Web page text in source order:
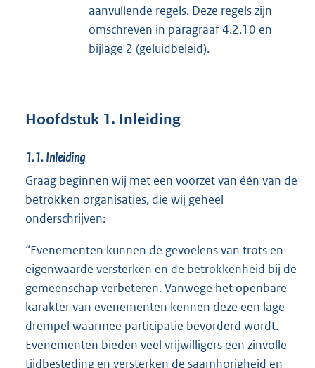
aanvullende regels. Deze regels zijn
omschreven in paragraaf 4.2.10 en
bijlage 2 (geluidbeleid).
Hoofdstuk 1. Inleiding
1.1.Inleiding
Graag beginnen wij met een voorzet van één van de
betrokken organisaties, die wij geheel
onderschrijven:
“Evenementen kunnen de gevoelens van trots en
eigenwaarde versterken en de betrokkenheid bij de
gemeenschap verbeteren. Vanwege het openbare
karakter van evenementen kennen deze een lage
drempel waarmee participatie bevorderd wordt.
Evenementen bieden veel vrijwilligers een zinvolle
tijdbesteding en versterken de saamhorigheid en